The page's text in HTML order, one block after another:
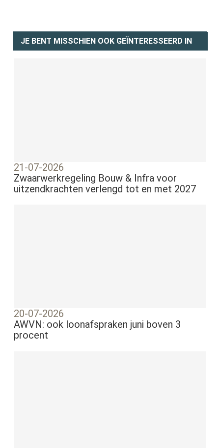
JE BENT MISSCHIEN OOK GEÏNTERESSEERD IN
21-07-2026
Zwaarwerkregeling Bouw & Infra voor
uitzendkrachten verlengd tot en met 2027
20-07-2026
AWVN: ook loonafspraken juni boven 3
procent